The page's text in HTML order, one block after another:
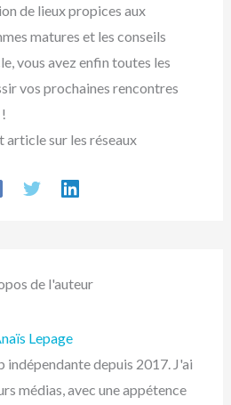
de lieux propices aux
matures et les conseils
vous avez enfin toutes les
vos prochaines rencontres
article sur les réseaux
de l'auteur
Lepage
indépendante depuis 2017. J'ai
médias, avec une appétence